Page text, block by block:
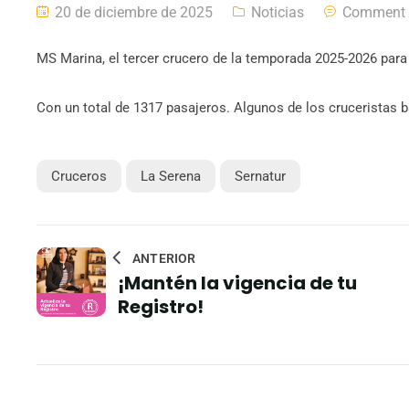
20 de diciembre de 2025 Noticias
MS Marina, el tercer crucero de la temporada 2025-2026
Con un total de 1317 pasajeros. Algunos de los cruceristas
Cruceros La Serena Sernatur
ANTERIOR
¡Mantén la vigencia de tu
Registro!